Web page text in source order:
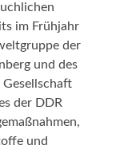
im Frühjahr
der
und des
der DDR
und